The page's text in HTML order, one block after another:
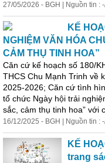
27/05/2026 - BGH | Nguồn tin :
KẾ
NGHIỆM VĂN HÓA
CẢM THỤ TINH HOA”
Căn cứ kế hoạch số 180/
THCS Chu Mạnh Trinh về
2025-2026; Căn cứ tình
tổ chức Ngày hội trải
sắc, cảm thụ tinh hoa” với
16/12/2025 - BGH | Nguồn tin :
KẾ
trang